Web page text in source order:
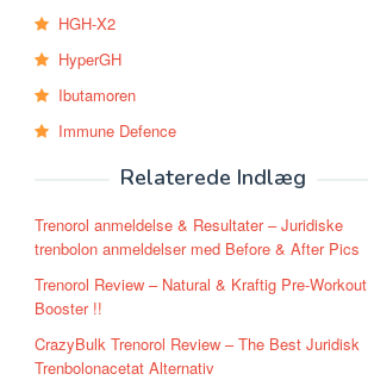
HGH-X2
HyperGH
Ibutamoren
Immune Defence
Relaterede Indlæg
Trenorol anmeldelse & Resultater – Juridiske
trenbolon anmeldelser med Before & After Pics
Trenorol Review – Natural & Kraftig Pre-Workout
Booster !!
CrazyBulk Trenorol Review – The Best Juridisk
Trenbolonacetat Alternativ